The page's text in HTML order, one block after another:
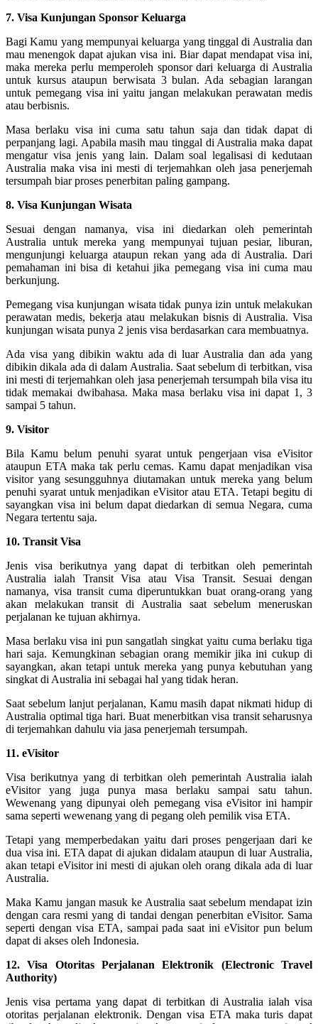
7. Visa Kunjungan Sponsor Keluarga
Bagi Kamu yang mempunyai keluarga yang tinggal di Australia dan
mau menengok dapat ajukan visa ini. Biar dapat mendapat visa ini,
maka mereka perlu memperoleh sponsor dari keluarga di Australia
untuk kursus ataupun berwisata 3 bulan. Ada sebagian larangan
untuk pemegang visa ini yaitu jangan melakukan perawatan medis
atau berbisnis.
Masa berlaku visa ini cuma satu tahun saja dan tidak dapat di
perpanjang lagi. Apabila masih mau tinggal di Australia maka dapat
mengatur visa jenis yang lain. Dalam soal legalisasi di kedutaan
Australia maka visa ini mesti di terjemahkan oleh jasa penerjemah
tersumpah biar proses penerbitan paling gampang.
8. Visa Kunjungan Wisata
Sesuai dengan namanya, visa ini diedarkan oleh pemerintah
Australia untuk mereka yang mempunyai tujuan pesiar, liburan,
mengunjungi keluarga ataupun rekan yang ada di Australia. Dari
pemahaman ini bisa di ketahui jika pemegang visa ini cuma mau
berkunjung.
Pemegang visa kunjungan wisata tidak punya izin untuk melakukan
perawatan medis, bekerja atau melakukan bisnis di Australia. Visa
kunjungan wisata punya 2 jenis visa berdasarkan cara membuatnya.
Ada visa yang dibikin waktu ada di luar Australia dan ada yang
dibikin dikala ada di dalam Australia. Saat sebelum di terbitkan, visa
ini mesti di terjemahkan oleh jasa penerjemah tersumpah bila visa itu
tidak memakai dwibahasa. Maka masa berlaku visa ini dapat 1, 3
sampai 5 tahun.
9. Visitor
Bila Kamu belum penuhi syarat untuk pengerjaan visa eVisitor
ataupun ETA maka tak perlu cemas. Kamu dapat menjadikan visa
visitor yang sesungguhnya diutamakan untuk mereka yang belum
penuhi syarat untuk menjadikan eVisitor atau ETA. Tetapi begitu di
sayangkan visa ini belum dapat diedarkan di semua Negara, cuma
Negara tertentu saja.
10. Transit Visa
Jenis visa berikutnya yang dapat di terbitkan oleh pemerintah
Australia ialah Transit Visa atau Visa Transit. Sesuai dengan
namanya, visa transit cuma diperuntukkan buat orang-orang yang
akan melakukan transit di Australia saat sebelum meneruskan
perjalanan ke tujuan akhirnya.
Masa berlaku visa ini pun sangatlah singkat yaitu cuma berlaku tiga
hari saja. Kemungkinan sebagian orang memikir jika ini cukup di
sayangkan, akan tetapi untuk mereka yang punya kebutuhan yang
singkat di Australia ini sebagai hal yang tidak heran.
Saat sebelum lanjut perjalanan, Kamu masih dapat nikmati hidup di
Australia optimal tiga hari. Buat menerbitkan visa transit seharusnya
di terjemahkan dahulu via jasa penerjemah tersumpah.
11. eVisitor
Visa berikutnya yang di terbitkan oleh pemerintah Australia ialah
eVisitor yang juga punya masa berlaku sampai satu tahun.
Wewenang yang dipunyai oleh pemegang visa eVisitor ini hampir
sama seperti wewenang yang di pegang oleh pemilik visa ETA.
Tetapi yang memperbedakan yaitu dari proses pengerjaan dari ke
dua visa ini. ETA dapat di ajukan didalam ataupun di luar Australia,
akan tetapi eVisitor ini mesti di ajukan oleh orang dikala ada di luar
Australia.
Maka Kamu jangan masuk ke Australia saat sebelum mendapat izin
dengan cara resmi yang di tandai dengan penerbitan eVisitor. Sama
seperti dengan visa ETA, sampai pada saat ini eVisitor pun belum
dapat di akses oleh Indonesia.
12. Visa Otoritas Perjalanan Elektronik (Electronic Travel
Authority)
Jenis visa pertama yang dapat di terbitkan di Australia ialah visa
otoritas perjalanan elektronik. Dengan visa ETA maka turis dapat